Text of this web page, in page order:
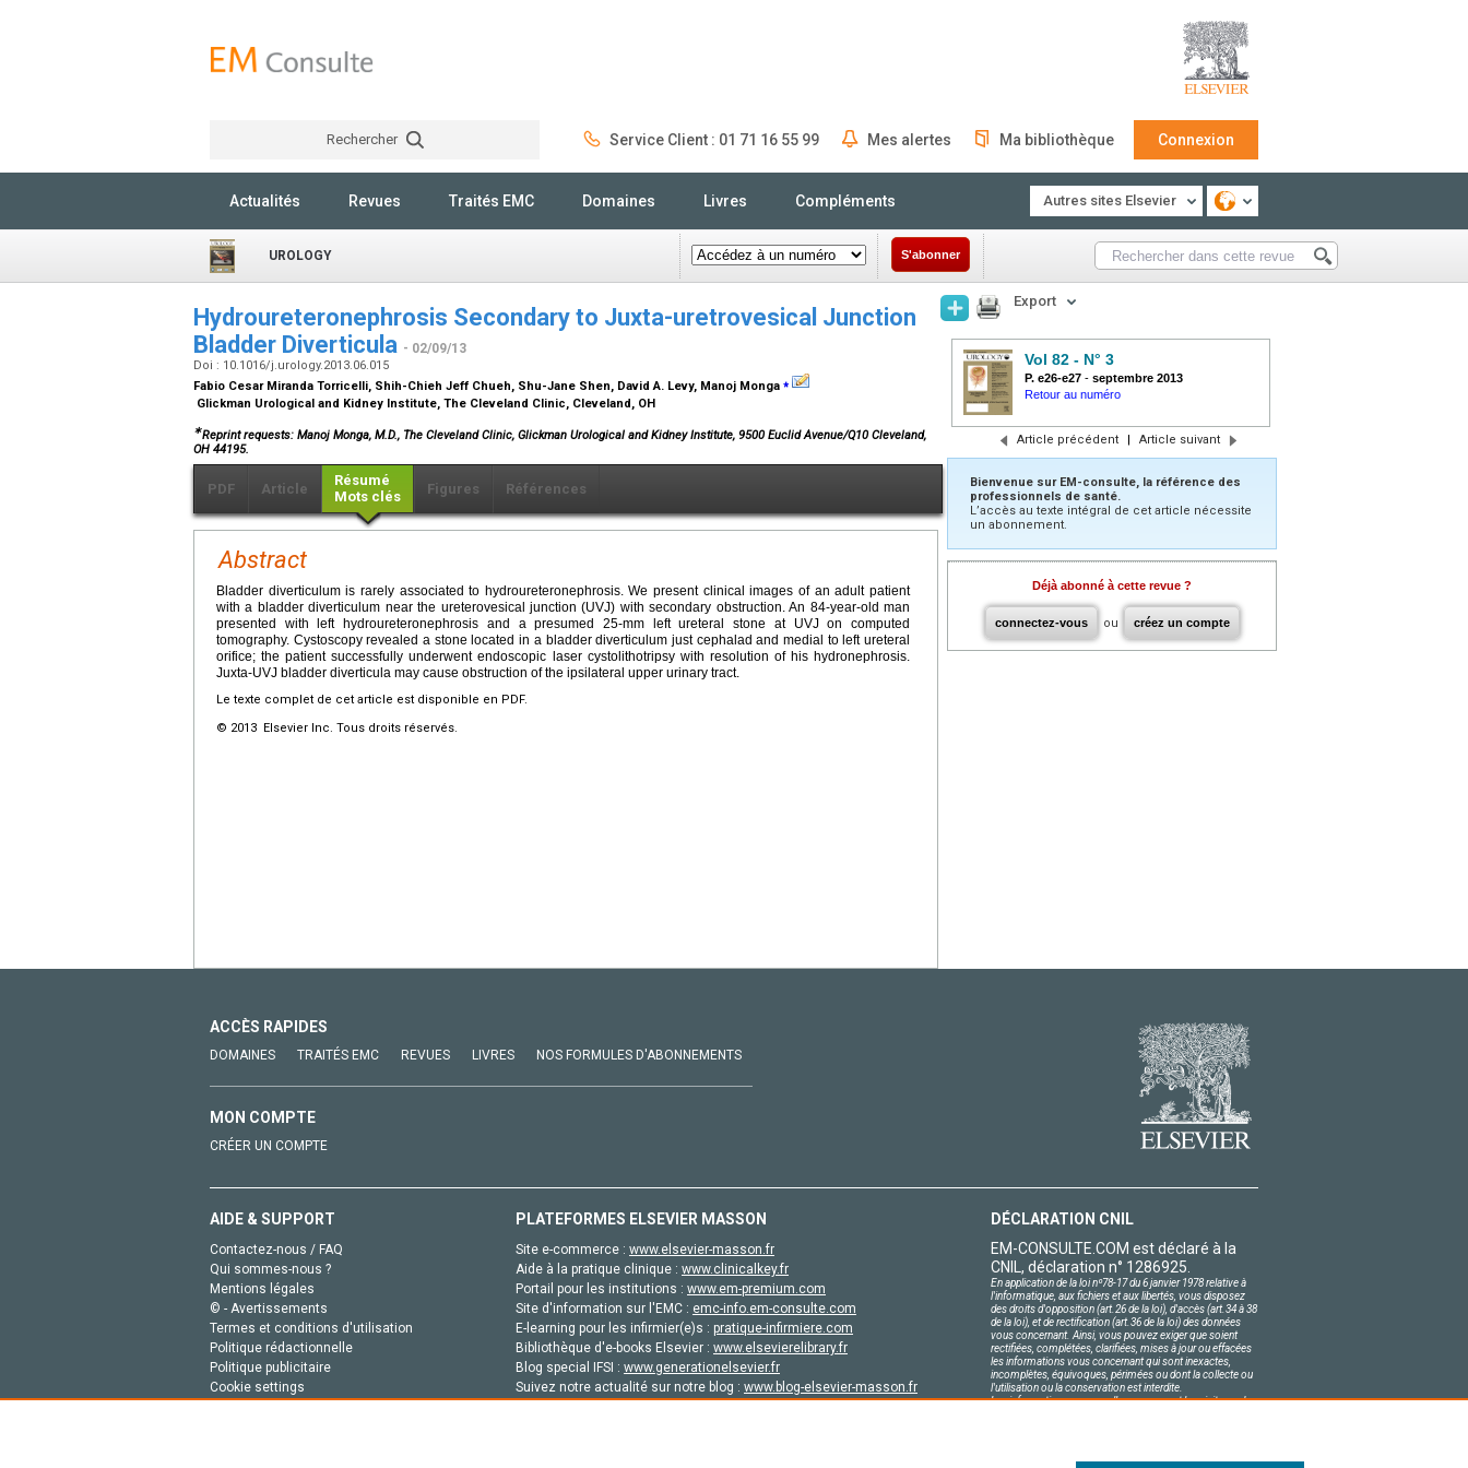
Rechercher Service Client : 01 71 16 55 99 Mes alertes Ma bibliothèque Connexion
Actualités Revues Traités EMC Domaines Livres Compléments Autres sites Elsevier
UROLOGY S'abonner
Hydroureteronephrosis Secondary to Juxta-uretrovesical Junction
Bladder Diverticula - 02/09/13
Doi : 10.1016/j.urology.2013.06.015
Fabio Cesar Miranda Torricelli, Shih-Chieh Jeff Chueh, Shu-Jane Shen, David A. Levy, Manoj Monga ⁎
Glickman Urological and Kidney Institute, The Cleveland Clinic, Cleveland, OH
∗Reprint requests: Manoj Monga, M.D., The Cleveland Clinic, Glickman Urological and Kidney Institute, 9500 Euclid Avenue/Q10 Cleveland,
OH 44195.
PDF Article
Résumé
Mots clés
Figures Références
Abstract
Bladder diverticulum is rarely associated to hydroureteronephrosis. We present clinical images of an adult patient
with a bladder diverticulum near the ureterovesical junction (UVJ) with secondary obstruction. An 84-year-old man
presented with left hydroureteronephrosis and a presumed 25-mm left ureteral stone at UVJ on computed
tomography. Cystoscopy revealed a stone located in a bladder diverticulum just cephalad and medial to left ureteral
orifice; the patient successfully underwent endoscopic laser cystolithotripsy with resolution of his hydronephrosis.
Juxta-UVJ bladder diverticula may cause obstruction of the ipsilateral upper urinary tract.
Le texte complet de cet article est disponible en PDF.
© 2013 Elsevier Inc. Tous droits réservés.
Export
Vol 82 - N° 3
P. e26-e27 - septembre 2013
Retour au numéro
Article précédent | Article suivant
Bienvenue sur EM-consulte, la référence des
professionnels de santé.
L’accès au texte intégral de cet article nécessite
un abonnement.
Déjà abonné à cette revue ?
connectez-vous ou créez un compte
ACCÈS RAPIDES
DOMAINES TRAITÉS EMC REVUES LIVRES NOS FORMULES D'ABONNEMENTS
MON COMPTE
CRÉER UN COMPTE
AIDE & SUPPORT
Contactez-nous / FAQ
Qui sommes-nous ?
Mentions légales
© - Avertissements
Termes et conditions d'utilisation
Politique rédactionnelle
Politique publicitaire
Cookie settings
PLATEFORMES ELSEVIER MASSON
Site e-commerce : www.elsevier-masson.fr
Aide à la pratique clinique : www.clinicalkey.fr
Portail pour les institutions : www.em-premium.com
Site d'information sur l'EMC : emc-info.em-consulte.com
E-learning pour les infirmier(e)s : pratique-infirmiere.com
Bibliothèque d'e-books Elsevier : www.elsevierelibrary.fr
Blog special IFSI : www.generationelsevier.fr
Suivez notre actualité sur notre blog : www.blog-elsevier-masson.fr
DÉCLARATION CNIL
EM-CONSULTE.COM est déclaré à la
CNIL, déclaration n° 1286925.
En application de la loi nº78-17 du 6 janvier 1978 relative à
l'informatique, aux fichiers et aux libertés, vous disposez
des droits d'opposition (art.26 de la loi), d'accès (art.34 à 38
de la loi), et de rectification (art.36 de la loi) des données
vous concernant. Ainsi, vous pouvez exiger que soient
rectifiées, complétées, clarifiées, mises à jour ou effacées
les informations vous concernant qui sont inexactes,
incomplètes, équivoques, périmées ou dont la collecte ou
l'utilisation ou la conservation est interdite.
Les informations personnelles concernant les visiteurs de